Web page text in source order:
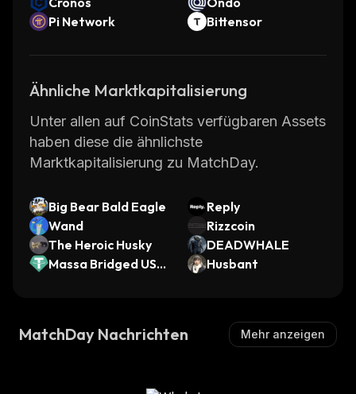
Pi Network
Bittensor
Ähnliche Marktkapitalisierung
Unter allen auf CoinStats verfügbaren Assets
haben diese die ähnlichste
Marktkapitalisierung zu MatchDay.
Big Bear Bald Eagle
Reply
Wand
Rizzcoin
The Heroic Husky
DEADWHALE
Massa Bridged USD
Husbant
MatchDay Nachrichten Mehr anzeigen